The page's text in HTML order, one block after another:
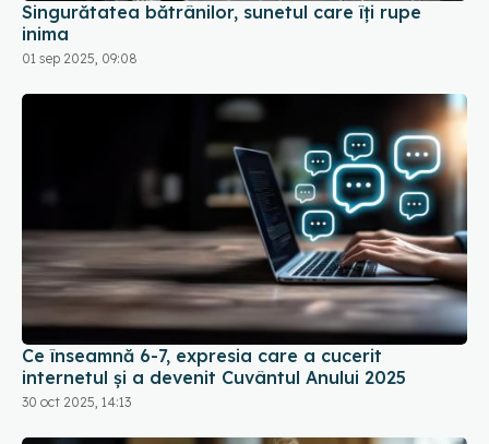
Singurătatea bătrânilor, sunetul care îți rupe
inima
01 sep 2025, 09:08
Ce înseamnă 6-7, expresia care a cucerit
internetul și a devenit Cuvântul Anului 2025
30 oct 2025, 14:13